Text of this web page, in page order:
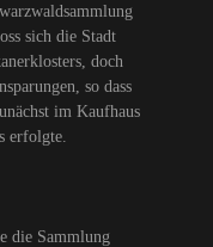
sich die Stadt
doch
so dass
im Kaufhaus
erfolgte.
die Sammlung